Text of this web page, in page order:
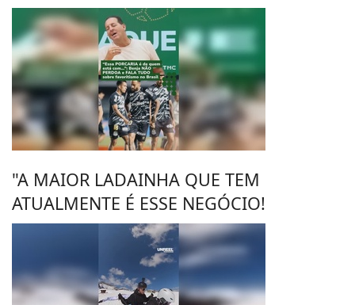
"A MAIOR LADAINHA QUE TEM
ATUALMENTE É ESSE NEGÓCIO!